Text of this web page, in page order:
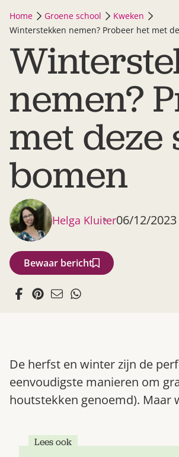
Home Groene school
Kweken
Winterstekken nemen? Probeer het met
nemen?
met deze
bomen
Helga Kluiter06/12/2023
Bewaar bericht
De herfst en winter zijn de
eenvoudigste manieren om
houtstekken genoemd). Maar
Lees ook